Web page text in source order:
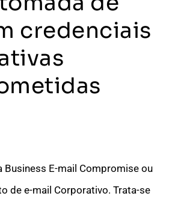
credenciais
Business E-mail Compromise ou
de e-mail Corporativo. Trata-se